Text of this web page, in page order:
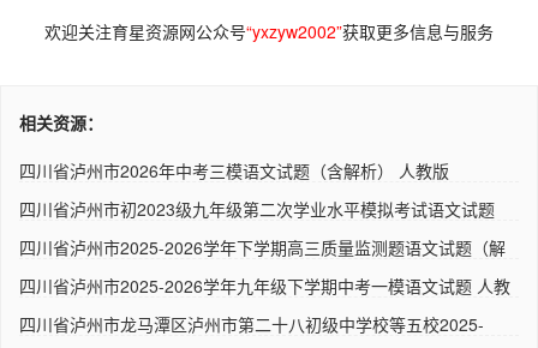
欢迎关注育星资源网公众号“yxzyw2002”获取更多信息与服务
相关资源：
四川省泸州市2026年中考三模语文试题（含解析） 人教版
四川省泸州市初2023级九年级第二次学业水平模拟考试语文试题
四川省泸州市2025-2026学年下学期高三质量监测题语文试题（解
四川省泸州市2025-2026学年九年级下学期中考一模语文试题 人教
四川省泸州市龙马潭区泸州市第二十八初级中学校等五校2025-